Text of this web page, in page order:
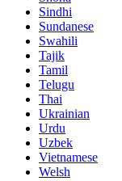
Sindhi
Sundanese
Swahili
Tajik
Tamil
Telugu
Thai
Ukrainian
Urdu
Uzbek
Vietnamese
Welsh